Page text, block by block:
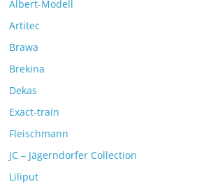
Albert-Modell
Artitec
Brawa
Brekina
Dekas
Exact-train
Fleischmann
JC – Jägerndorfer Collection
Liliput